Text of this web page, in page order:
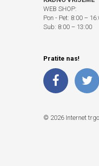
WEB SHOP:
Pon - Pet: 8:00 –
Sub: 8:00 – 13:00
Pratite nas!
© 2026 Internet